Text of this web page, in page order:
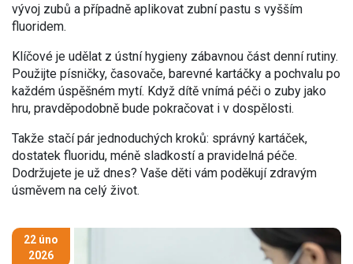
vývoj zubů a případně aplikovat zubní pastu s vyšším
fluoridem.
Klíčové je udělat z ústní hygieny zábavnou část denní rutiny.
Použijte písničky, časovače, barevné kartáčky a pochvalu po
každém úspěšném mytí. Když dítě vnímá péči o zuby jako
hru, pravděpodobně bude pokračovat i v dospělosti.
Takže stačí pár jednoduchých kroků: správný kartáček,
dostatek fluoridu, méně sladkostí a pravidelná péče.
Dodržujete je už dnes? Vaše děti vám poděkují zdravým
úsměvem na celý život.
22 úno
2026